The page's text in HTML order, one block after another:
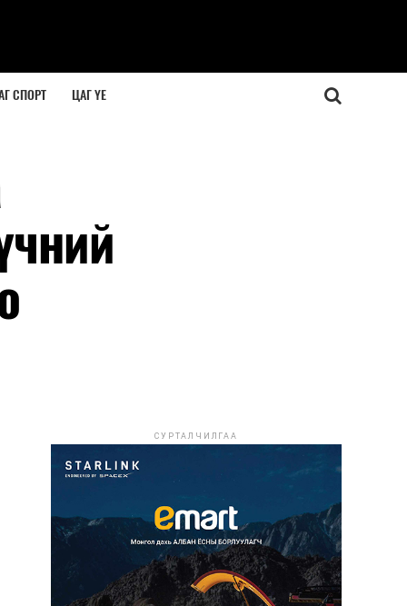
СПОРТ ЦАГ ҮЕ
СУРТАЛЧИЛГАА